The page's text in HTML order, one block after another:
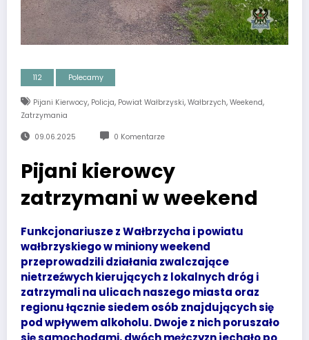
112 Polecamy
Pijani Kierwocy, Policja, Powiat Wałbrzyski, Wałbrzych, Weekend,
Zatrzymania
09.06.2025 0 Komentarze
Pijani kierowcy
zatrzymani w weekend
Funkcjonariusze z Wałbrzycha i powiatu
wałbrzyskiego w miniony weekend
przeprowadzili działania zwalczające
nietrzeźwych kierujących z lokalnych dróg i
zatrzymali na ulicach naszego miasta oraz
regionu łącznie siedem osób znajdujących się
pod wpływem alkoholu. Dwoje z nich poruszało